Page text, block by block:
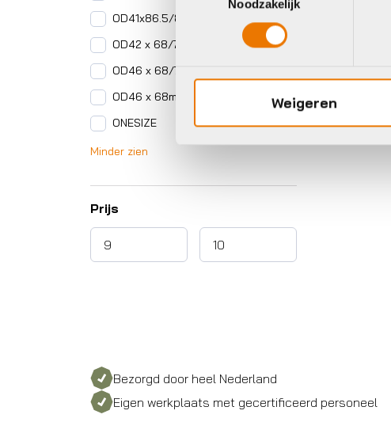
Noodzakelijk
Weigeren
OD41x86.5/89.5/92mm
OD42 x 68/73mm
OD46 x 68/73mm
OD46 x 68mm
ONESIZE
Minder zien
Prijs
Bezorgd door heel Nederland
Eigen werkplaats met gecertificeerd personeel